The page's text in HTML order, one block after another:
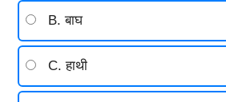
B. बाघ
C. हाथी